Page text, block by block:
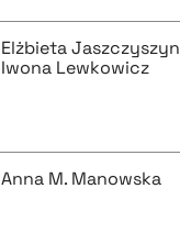
Elżbieta Jaszczyszyn
Iwona Lewkowicz
Anna M. Manowska